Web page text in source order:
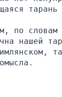
по словам
нашей